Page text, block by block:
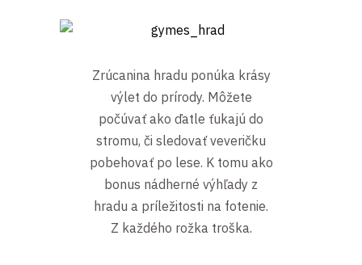
Zrúcanina hradu ponúka krásy
výlet do prírody. Môžete
počúvať ako ďatle ťukajú do
stromu, či sledovať veveričku
pobehovať po lese. K tomu ako
bonus nádherné výhľady z
hradu a príležitosti na fotenie.
Z každého rožka troška.